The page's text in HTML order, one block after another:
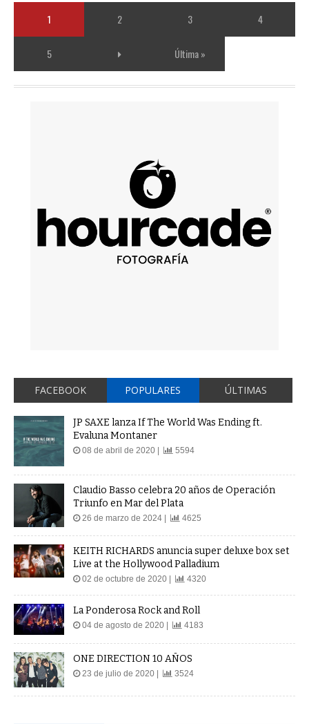
1 2 3 4
5 Última »
FACEBOOK POPULARES ÚLTIMAS
JP SAXE lanza If The World Was Ending ft.
Evaluna Montaner
08 de abril de 2020 | 5594
Claudio Basso celebra 20 años de Operación
Triunfo en Mar del Plata
26 de marzo de 2024 | 4625
KEITH RICHARDS anuncia super deluxe box set
Live at the Hollywood Palladium
02 de octubre de 2020 | 4320
La Ponderosa Rock and Roll
04 de agosto de 2020 | 4183
ONE DIRECTION 10 AÑOS
23 de julio de 2020 | 3524